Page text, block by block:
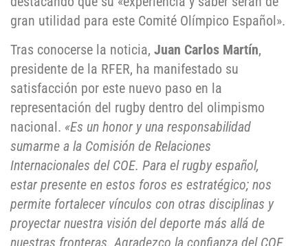
gran utilidad para este Comité Olímpico Español».
Tras conocerse la noticia, Juan Carlos Martín,
presidente de la RFER, ha manifestado su
satisfacción por este nuevo paso en la
representación del rugby dentro del olimpismo
nacional. «Es un honor y una responsabilidad
sumarme a la Comisión de Relaciones
Internacionales del COE. Para el rugby español,
estar presente en estos foros es estratégico; nos
permite fortalecer vínculos con otras disciplinas y
proyectar nuestra visión del deporte más allá de